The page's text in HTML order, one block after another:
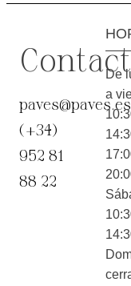
paves@paves.es
(+34)
952 81
88 22
De
a